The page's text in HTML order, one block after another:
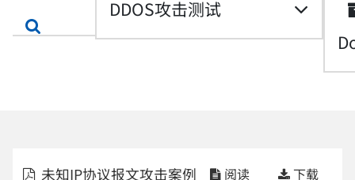
DDOS攻击测试
未知IP协议报文攻击案例 阅读 下载